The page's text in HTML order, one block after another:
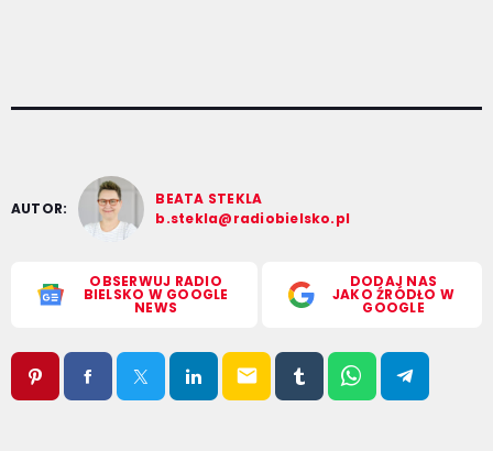
AUTOR:
BEATA STEKLA
b.stekla@radiobielsko.pl
OBSERWUJ RADIO
BIELSKO W GOOGLE
NEWS
DODAJ NAS
JAKO ŹRÓDŁO W
GOOGLE
email